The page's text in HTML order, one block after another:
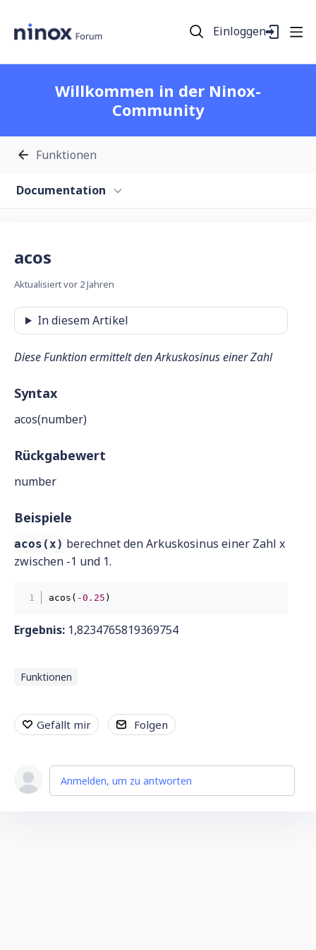
Einloggen
Willkommen in der Ninox-
Community
Funktionen
Documentation
acos
Aktualisiertvor 2 Jahren
In diesem Artikel
Diese Funktion ermittelt den Arkuskosinus einer Zahl
Syntax
acos(number)
Rückgabewert
number
Beispiele
acos(x) berechnet den Arkuskosinus einer Zahl x
zwischen -1 und 1.
acos( -0.25
Ergebnis: 1,8234765819369754
Funktionen
Gefällt mir Folgen
Anmelden, um zu antworten